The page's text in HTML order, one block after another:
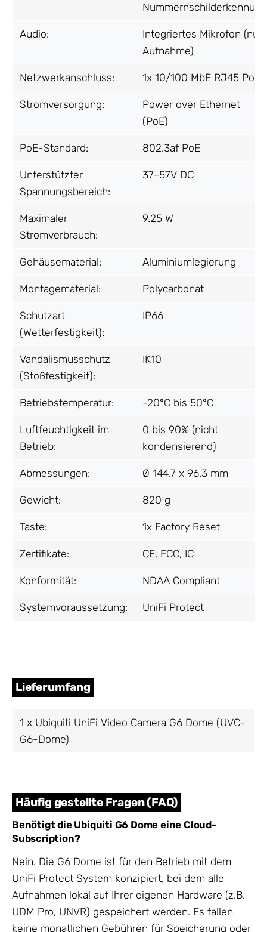
Nummernschilderkennung
Audio:
Integriertes Mikrofon (nur
Aufnahme)
Netzwerkanschluss: 1x 10/100 MbE RJ45 Port
Stromversorgung:
Power over Ethernet
(PoE)
PoE-Standard: 802.3af PoE
Unterstützter
Spannungsbereich:
37–57V DC
Maximaler
Stromverbrauch:
9.25 W
Gehäusematerial: Aluminiumlegierung
Montagematerial: Polycarbonat
Schutzart
(Wetterfestigkeit):
IP66
Vandalismusschutz
(Stoßfestigkeit):
IK10
Betriebstemperatur: -20°C bis 50°C
Luftfeuchtigkeit im
Betrieb:
0 bis 90% (nicht
kondensierend)
Abmessungen: Ø 144.7 x 96.3 mm
Gewicht: 820 g
Taste: 1x Factory Reset
Zertifikate: CE, FCC, IC
Konformität: NDAA Compliant
Systemvoraussetzung: UniFi Protect
Lieferumfang
1 x Ubiquiti UniFi Video Camera G6 Dome (UVC-
G6-Dome)
Häufig gestellte Fragen (FAQ)
Benötigt die Ubiquiti G6 Dome eine Cloud-
Subscription?
Nein. Die G6 Dome ist für den Betrieb mit dem
UniFi Protect System konzipiert, bei dem alle
Aufnahmen lokal auf Ihrer eigenen Hardware (z.B.
UDM Pro, UNVR) gespeichert werden. Es fallen
keine monatlichen Gebühren für Speicherung oder